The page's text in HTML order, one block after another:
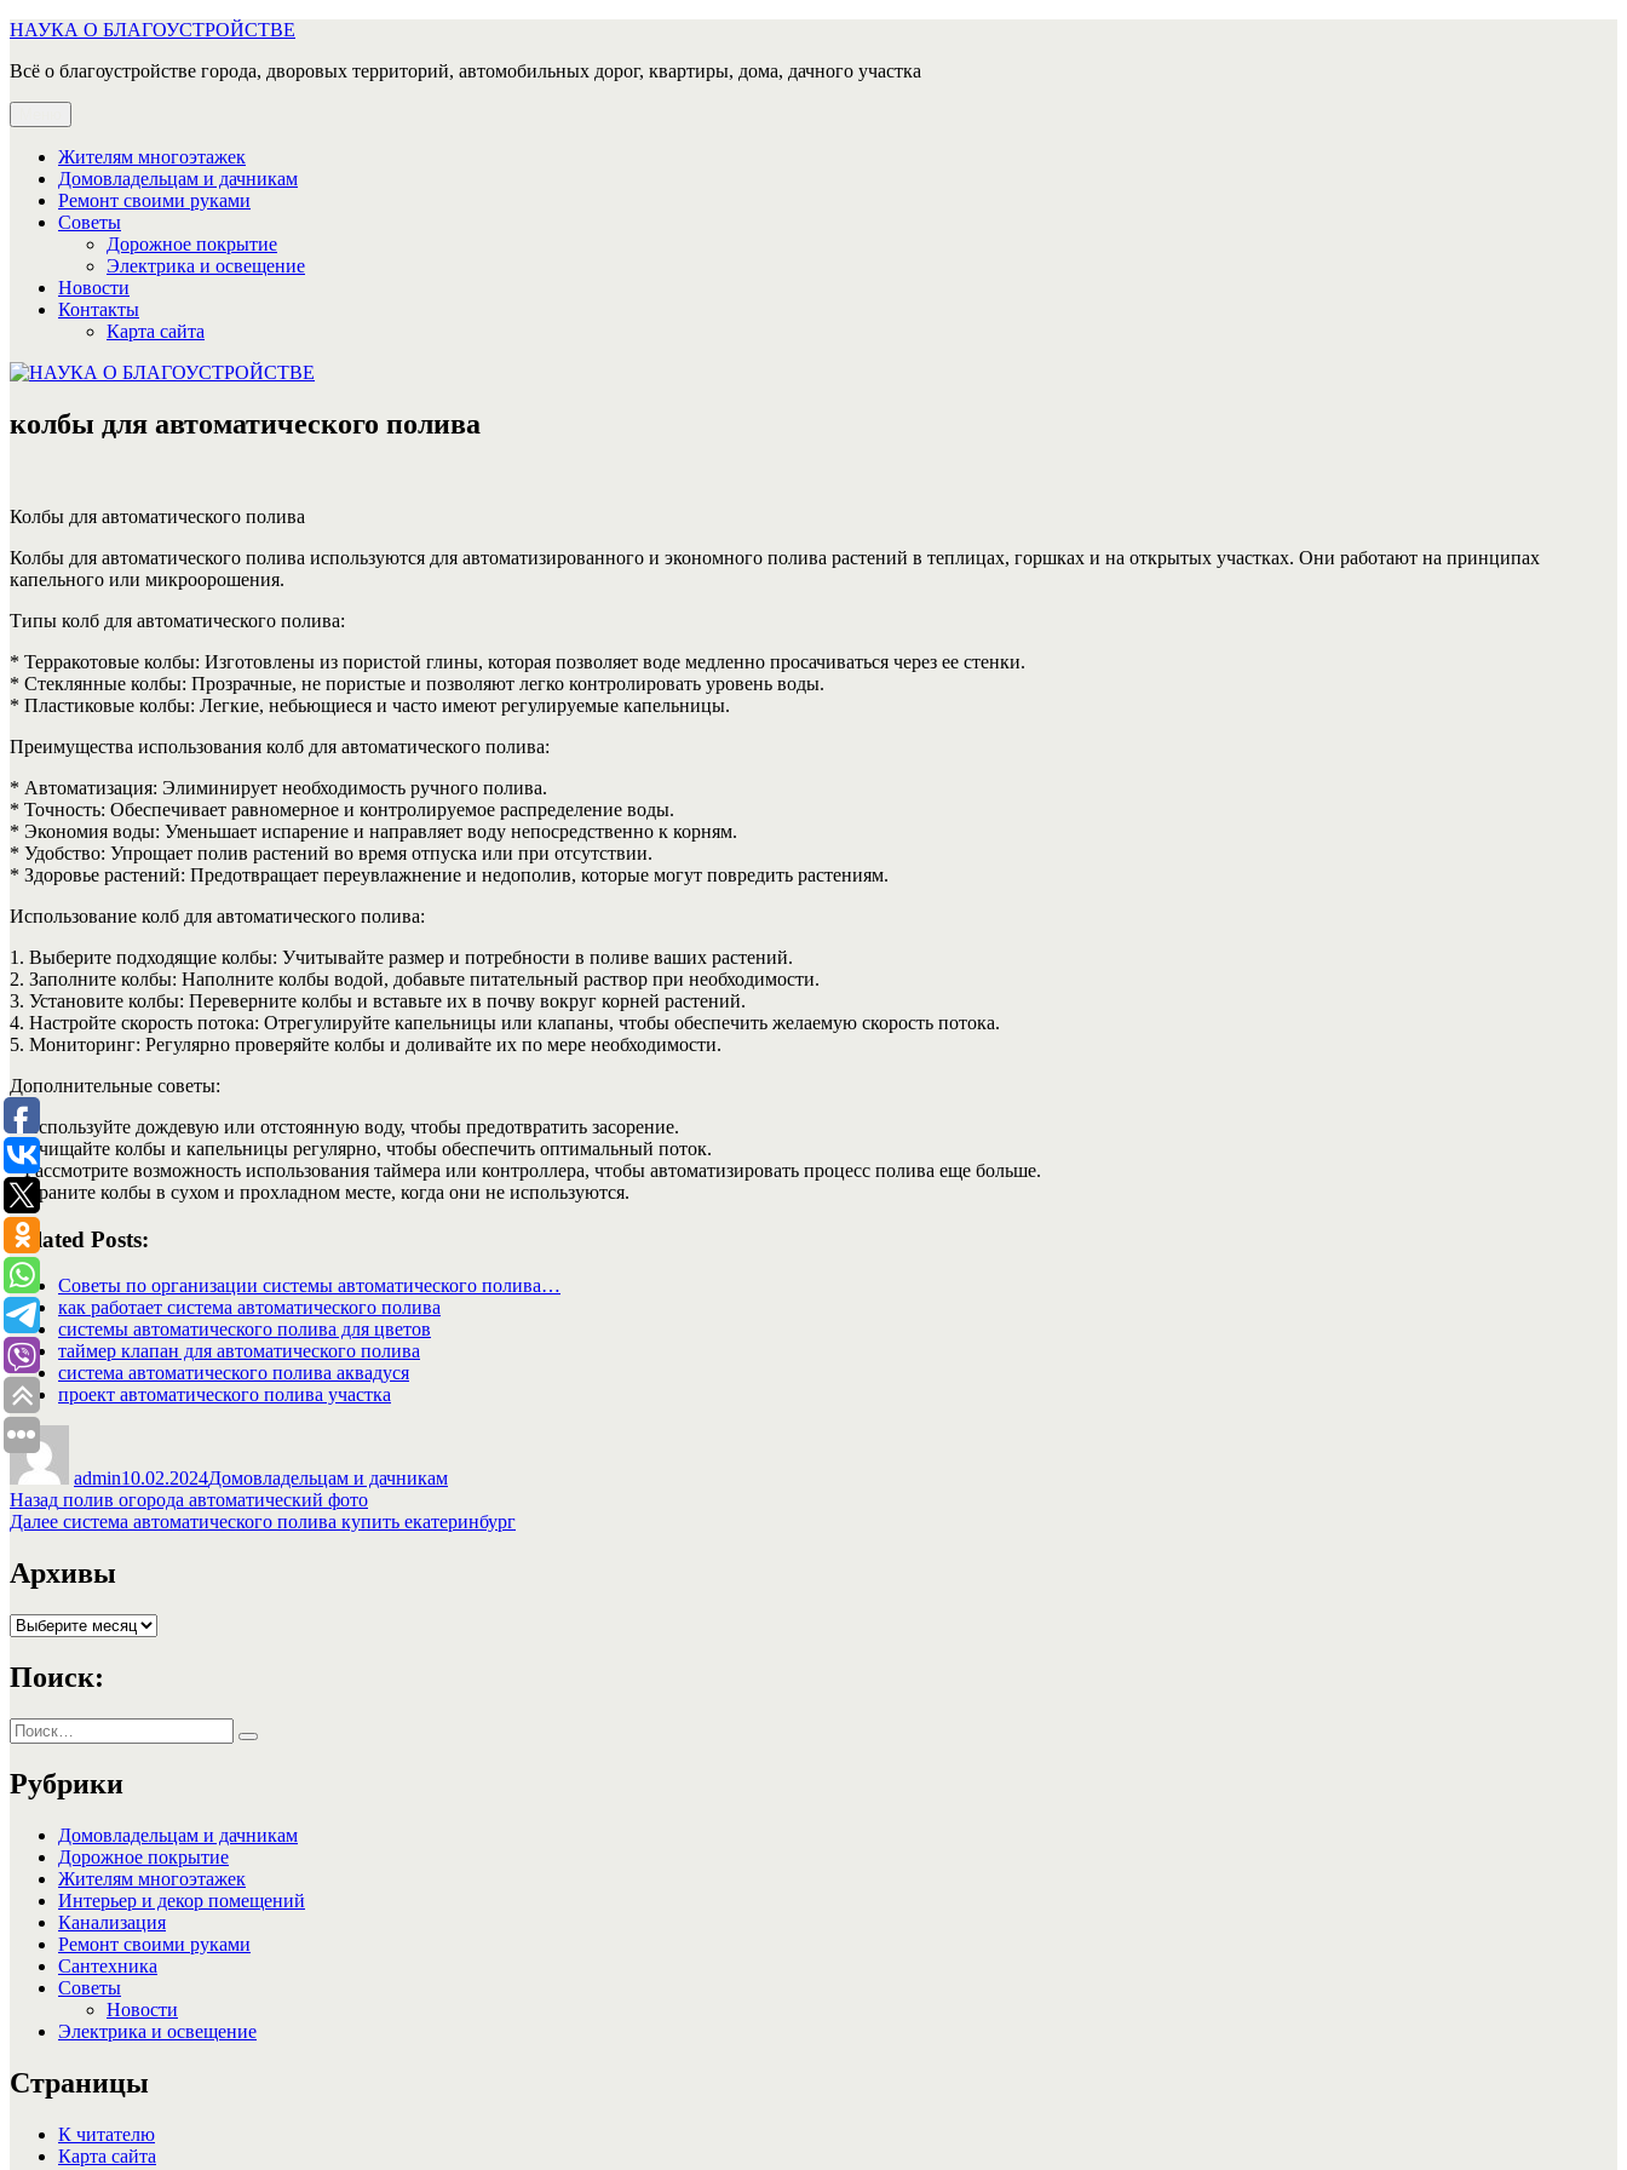
Перейти
содержимому
НАУКА О БЛАГОУСТРОЙСТВЕ
Всё о благоустройстве города, дворовых территорий, автомобильных дорог, квартиры, дома, дачного участка
Жителям многоэтажек
Домовладельцам и дачникам
Ремонт своими руками
Советы
Дорожное покрытие
Электрика и освещение
Новости
Контакты
Карта сайта
колбы для автоматического полива
Колбы для автоматического полива
Колбы для автоматического полива используются для автоматизированного и экономного полива растений в теплицах, горшках и на открытых участках. Они работают на принципах
капельного или микроорошения.
Типы колб для автоматического полива:
* Терракотовые колбы: Изготовлены из пористой глины, которая позволяет воде медленно просачиваться через ее стенки.
* Стеклянные колбы: Прозрачные, не пористые и позволяют легко контролировать уровень воды.
* Пластиковые колбы: Легкие, небьющиеся и часто имеют регулируемые капельницы.
Преимущества использования колб для автоматического полива:
* Автоматизация: Элиминирует необходимость ручного полива.
* Точность: Обеспечивает равномерное и контролируемое распределение воды.
* Экономия воды: Уменьшает испарение и направляет воду непосредственно к корням.
* Удобство: Упрощает полив растений во время отпуска или при отсутствии.
* Здоровье растений: Предотвращает переувлажнение и недополив, которые могут повредить растениям.
Использование колб для автоматического полива:
1. Выберите подходящие колбы: Учитывайте размер и потребности в поливе ваших растений.
2. Заполните колбы: Наполните колбы водой, добавьте питательный раствор при необходимости.
3. Установите колбы: Переверните колбы и вставьте их в почву вокруг корней растений.
4. Настройте скорость потока: Отрегулируйте капельницы или клапаны, чтобы обеспечить желаемую скорость потока.
5. Мониторинг: Регулярно проверяйте колбы и доливайте их по мере необходимости.
Дополнительные советы:
* Используйте дождевую или отстоянную воду, чтобы предотвратить засорение.
* Очищайте колбы и капельницы регулярно, чтобы обеспечить оптимальный поток.
* Рассмотрите возможность использования таймера или контроллера, чтобы автоматизировать процесс полива еще больше.
* Храните колбы в сухом и прохладном месте, когда они не используются.
Related Posts:
Советы по организации системы автоматического полива…
как работает система автоматического полива
системы автоматического полива для цветов
таймер клапан для автоматического полива
система автоматического полива аквадуся
проект автоматического полива участка
admin10.02.2024Домовладельцам и дачникам
Навигация
по
записям
Назад Предыдущая
запись:
полив огорода автоматический фото
Далее Следующая
система автоматического полива купить екатеринбург
Архивы
Архивы
Поиск:
Искать:
Поиск
Рубрики
Домовладельцам и дачникам
Дорожное покрытие
Жителям многоэтажек
Интерьер и декор помещений
Канализация
Ремонт своими руками
Сантехника
Советы
Новости
Электрика и освещение
Страницы
К читателю
Карта сайта